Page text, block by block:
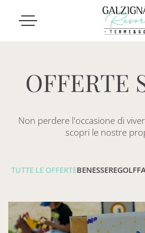
OFFERTE
Non perdere l'occasione di
scopri le nostre
TUTTE LE OFFERTEBENESSEREGOLF